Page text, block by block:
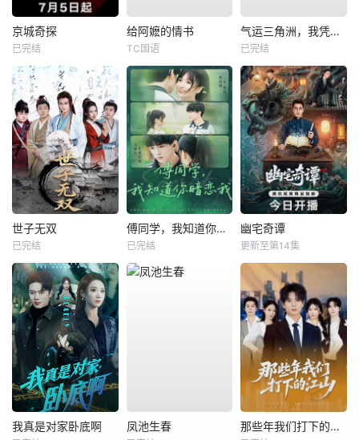
京城奇探
已完结
给阿嬷的情书
TC国语
气运三角洲，我凭操作吊打全球
已完结
世子无双
已完结
傅同学，我知道你暗恋我
已完结
幽宅奇谭
更新至第14集
我真是对家卧底啊 凤池生春 那些年我们打下的江山